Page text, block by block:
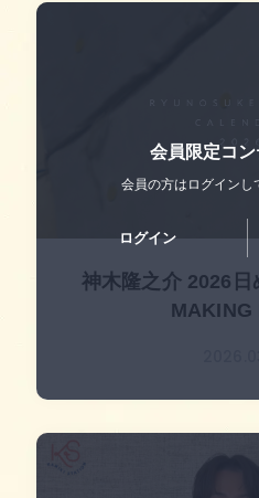
神木隆之介 2026
MAKING
会員限定コ
会員の方はログインし
ログイン